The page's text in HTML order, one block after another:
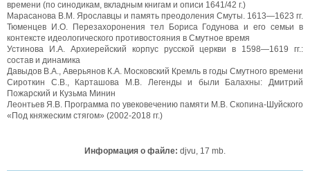
времени (по синодикам, вкладным книгам и описи 1641/42 г.)
Марасанова В.М. Ярославцы и память преодоления Смуты. 1613—1623 гг.
Тюменцев И.О. Перезахоронения тел Бориса Годунова и его семьи в
контексте идеологического противостояния в Смутное время
Устинова И.А. Архиерейский корпус русской церкви в 1598—1619 гг.:
состав и динамика
Давыдов В.А., Аверьянов К.А. Московский Кремль в годы Смутного времени
Сироткин С.В., Карташова М.В. Легенды и были Балахны: Дмитрий
Пожарский и Кузьма Минин
Леонтьев Я.В. Программа по увековечению памяти М.В. Скопина-Шуйского
«Под княжеским стягом» (2002-2018 гг.)
Информация о файле: djvu, 17 mb.